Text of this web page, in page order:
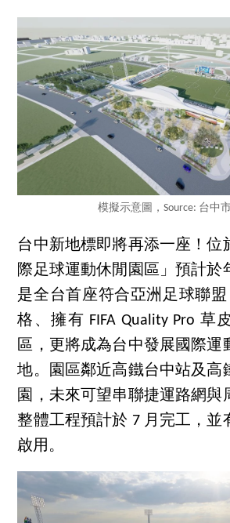
模擬示意圖，Source: 台中
台中新地標即將再添一座！位
際足球運動休閒園區」預計於
是全台首座符合亞洲足球聯盟
格、擁有 FIFA Quality Pro 草
區，更將成為台中發展國際運
地。園區鄰近高鐵台中站及高
園，未來可望串聯捷運路網與
整體工程預計於 7 月完工，並
啟用。